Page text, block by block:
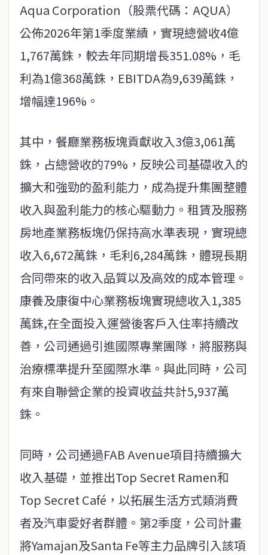
Aqua Corporation（股票代碼：AQUA）
公佈2026年第1季度業績，實現總營收4億
1,767萬銖，較去年同期增長351.08%，毛
利為1億368萬銖，EBITDA為9,639萬銖，
增幅達196%。
其中，餐廳業務板塊貢獻收入3億3,061萬
銖，占總營收的79%，反映公司基礎收入的
擴大和強勁的盈利能力，成為提升集團整體
收入與盈利能力的核心驅動力。租賃及服務
房地產業務板塊仍保持高水準表現，實現總
收入6,672萬銖，毛利6,284萬銖，體現長期
合同帶來的收入品質以及高效的成本管理。
康養及康復中心業務板塊實現總收入1,385
萬銖,在全面投入運營後客戶入住率持續改
善，公司通過引進國際專業團隊，將服務與
治療標準提升至國際水準。與此同時，公司
有來自聯營企業的投資收益共計5,937萬
銖。
同時，公司通過FAB Avenue項目持續擴大
收入基礎，並推出Top Secret Ramen和
Top Secret Café，以拓展生活方式類消費
者及汽車愛好者群體。第2季度，公司計畫
將Yamajan及Santa Fe等主力品牌引入該項